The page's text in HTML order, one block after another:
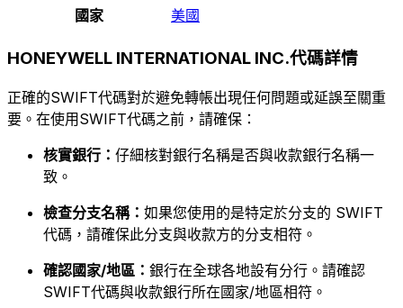
國家
美國
HONEYWELL INTERNATIONAL INC.代碼詳情
正確的SWIFT代碼對於避免轉帳出現任何問題或延誤至關重
要。在使用SWIFT代碼之前，請確保：
核實銀行： 仔細核對銀行名稱是否與收款銀行名稱一
致。
檢查分支名稱： 如果您使用的是特定於分支的 SWIFT
代碼，請確保此分支與收款方的分支相符。
確認國家/地區： 銀行在全球各地設有分行。請確認
SWIFT代碼與收款銀行所在國家/地區相符。